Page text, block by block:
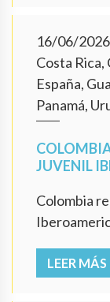
16/06/2026
Costa Rica,
España,
Panamá,
JUVENIL
Colombia
LEER MÁS